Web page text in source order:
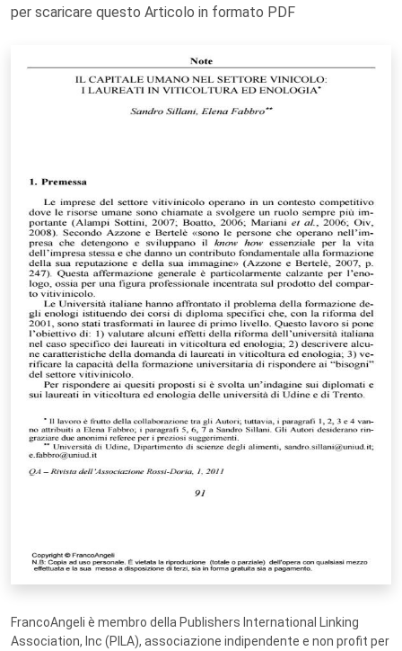
per scaricare questo Articolo in formato PDF
FrancoAngeli è membro della Publishers International Linking
Association, Inc (PILA), associazione indipendente e non profit per